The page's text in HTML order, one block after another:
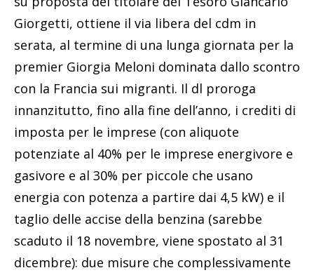
Giorgetti, ottiene il via libera del cdm in
serata, al termine di una lunga giornata per la
premier Giorgia Meloni dominata dallo scontro
con la Francia sui migranti. Il dl proroga
innanzitutto, fino alla fine dell’anno, i crediti di
imposta per le imprese (con aliquote
potenziate al 40% per le imprese energivore e
gasivore e al 30% per piccole che usano
energia con potenza a partire dai 4,5 kW) e il
taglio delle accise della benzina (sarebbe
scaduto il 18 novembre, viene spostato al 31
dicembre): due misure che complessivamente